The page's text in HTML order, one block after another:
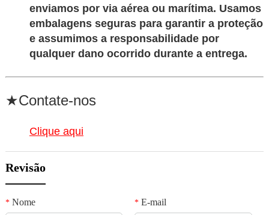
enviamos por via aérea ou marítima. Usamos
embalagens seguras para garantir a proteção
e assumimos a responsabilidade por
qualquer dano ocorrido durante a entrega.
★Contate-nos
Clique aqui
Revisão
*Nome *E-mail